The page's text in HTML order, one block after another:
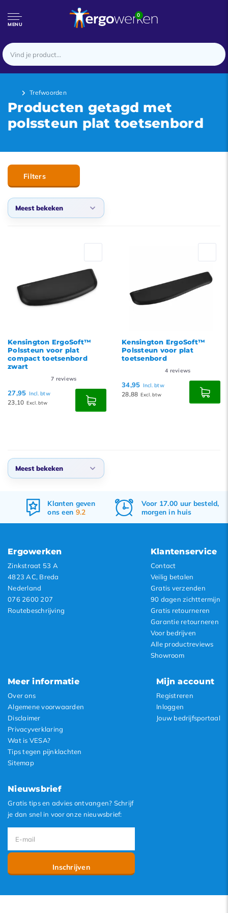
MENU
0
Trefwoorden
Producten getagd met
polssteun plat toetsenbord
Filters
Meest bekeken
Hoogste prijs
Kensington ErgoSoft™
Polssteun voor plat
compact toetsenbord
zwart
7 reviews
27,95 Incl. btw
23,10 Excl. btw
Kensington ErgoSoft™
Polssteun voor plat
toetsenbord
4 reviews
34,95 Incl. btw
28,88 Excl. btw
Meest bekeken
Nieuwste producten
Laagste prijs
Klanten geven
ons een 9.2
Voor 17.00 uur besteld,
morgen in huis
Ergowerken
Zinkstraat 53 A
4823 AC, Breda
Nederland
076 2600 207
Routebeschrijving
Klantenservice
Contact
Veilig betalen
Gratis verzenden
90 dagen zichttermijn
Gratis retourneren
Garantie retourneren
Voor bedrijven
Alle productreviews
Showroom
Meer informatie
Over ons
Algemene voorwaarden
Disclaimer
Privacyverklaring
Wat is VESA?
Tips tegen pijnklachten
Sitemap
Mijn account
Registreren
Inloggen
Jouw bedrijfsportaal
Nieuwsbrief
Gratis tips en advies ontvangen? Schrijf
je dan snel in voor onze nieuwsbrief:
Inschrijven